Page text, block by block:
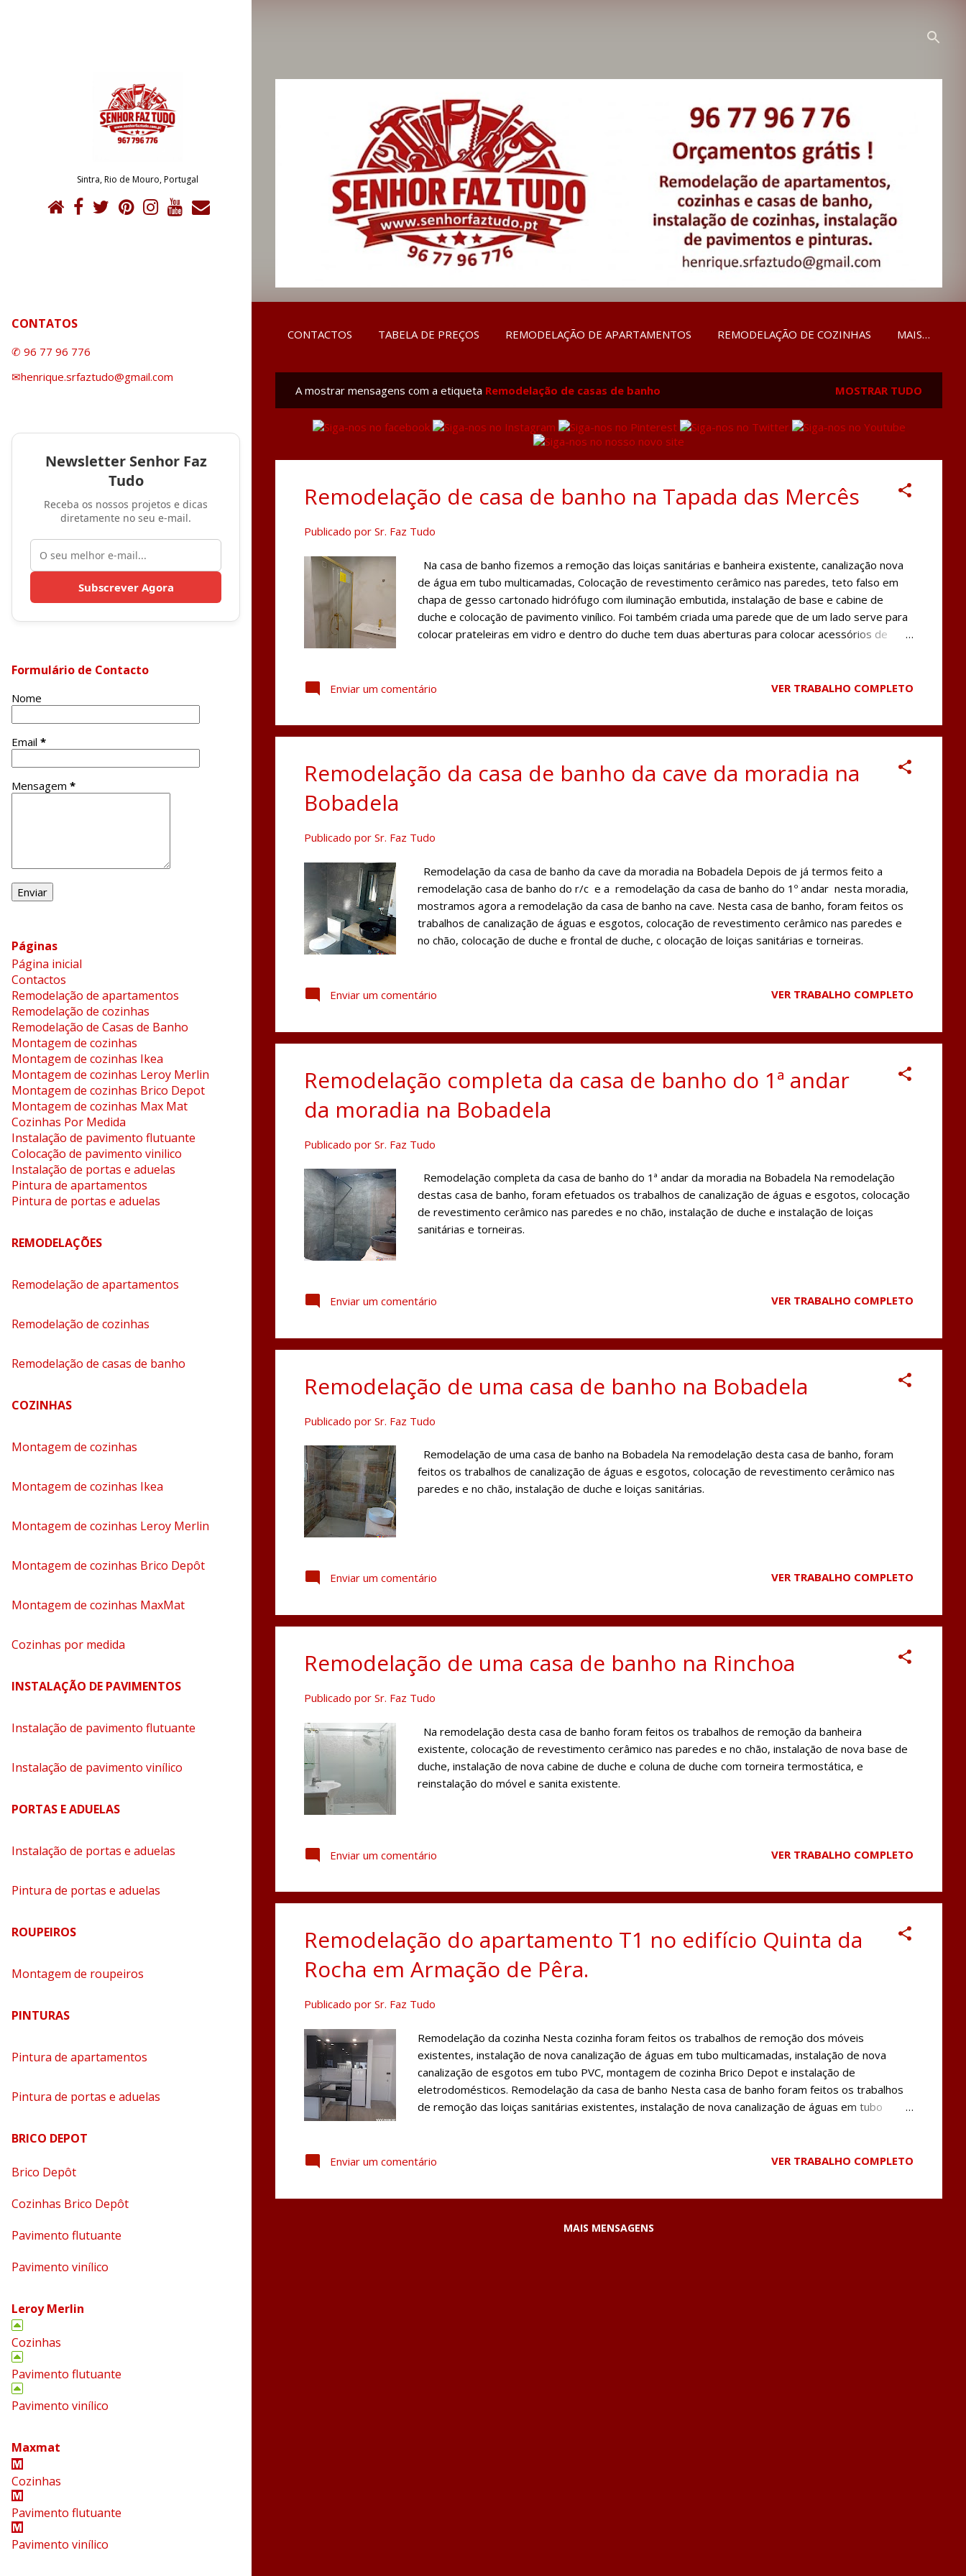
CONTACTOS TABELA DE PREÇOS REMODELAÇÃO DE APARTAMENTOS REMODELAÇÃO DE COZINHAS MAIS…
s
A mostrar mensagens com a etiqueta Remodelação de casas de banho MOSTRAR TUDO
Remodelação de casa de banho na Tapada das Mercês
Publicado por Sr. Faz Tudo
Na casa de banho fizemos a remoção das loiças sanitárias e banheira existente, canalização nova
de água em tubo multicamadas, Colocação de revestimento cerâmico nas paredes, teto falso em
chapa de gesso cartonado hidrófugo com iluminação embutida, instalação de base e cabine de
duche e colocação de pavimento vinílico. Foi também criada uma parede que de um lado serve para
colocar prateleiras em vidro e dentro do duche tem duas aberturas para colocar acessórios de
Enviar um comentário VER TRABALHO COMPLETO
Remodelação da casa de banho da cave da moradia na
Bobadela
Publicado por Sr. Faz Tudo
Remodelação da casa de banho da cave da moradia na Bobadela Depois de já termos feito a
remodelação casa de banho do r/c e a remodelação da casa de banho do 1º andar nesta moradia,
mostramos agora a remodelação da casa de banho na cave. Nesta casa de banho, foram feitos os
trabalhos de canalização de águas e esgotos, colocação de revestimento cerâmico nas paredes e
no chão, colocação de duche e frontal de duche, c olocação de loiças sanitárias e torneiras.
Enviar um comentário VER TRABALHO COMPLETO
Remodelação completa da casa de banho do 1ª andar
da moradia na Bobadela
Publicado por Sr. Faz Tudo
Remodelação completa da casa de banho do 1ª andar da moradia na Bobadela Na remodelação
destas casa de banho, foram efetuados os trabalhos de canalização de águas e esgotos, colocação
de revestimento cerâmico nas paredes e no chão, instalação de duche e instalação de loiças
sanitárias e torneiras.
Enviar um comentário VER TRABALHO COMPLETO
Remodelação de uma casa de banho na Bobadela
Publicado por Sr. Faz Tudo
Remodelação de uma casa de banho na Bobadela Na remodelação desta casa de banho, foram
feitos os trabalhos de canalização de águas e esgotos, colocação de revestimento cerâmico nas
paredes e no chão, instalação de duche e loiças sanitárias.
Enviar um comentário VER TRABALHO COMPLETO
Remodelação de uma casa de banho na Rinchoa
Publicado por Sr. Faz Tudo
Na remodelação desta casa de banho foram feitos os trabalhos de remoção da banheira
existente, colocação de revestimento cerâmico nas paredes e no chão, instalação de nova base de
duche, instalação de nova cabine de duche e coluna de duche com torneira termostática, e
reinstalação do móvel e sanita existente.
Enviar um comentário VER TRABALHO COMPLETO
Remodelação do apartamento T1 no edifício Quinta da
Rocha em Armação de Pêra.
Publicado por Sr. Faz Tudo
Remodelação da cozinha Nesta cozinha foram feitos os trabalhos de remoção dos móveis
existentes, instalação de nova canalização de águas em tubo multicamadas, instalação de nova
canalização de esgotos em tubo PVC, montagem de cozinha Brico Depot e instalação de
eletrodomésticos. Remodelação da casa de banho Nesta casa de banho foram feitos os trabalhos
de remoção das loiças sanitárias existentes, instalação de nova canalização de águas em tubo
instalação de loiças sanitárias e torneiras. Instalação do pavimento flutuante Com a pintura e
Enviar um comentário VER TRABALHO COMPLETO
MAIS MENSAGENS
Sintra, Rio de Mouro, Portugal
CONTATOS
✆ 96 77 96 776
✉henrique.srfaztudo@gmail.com
Newsletter Senhor Faz
Tudo
Receba os nossos projetos e dicas
diretamente no seu e-mail.
Subscrever Agora
Formulário de Contacto
Nome
Email *
Mensagem *
Páginas
Página inicial
Contactos
Remodelação de apartamentos
Remodelação de cozinhas
Remodelação de Casas de Banho
Montagem de cozinhas
Montagem de cozinhas Ikea
Montagem de cozinhas Leroy Merlin
Montagem de cozinhas Brico Depot
Montagem de cozinhas Max Mat
Cozinhas Por Medida
Instalação de pavimento flutuante
Colocação de pavimento vinilico
Instalação de portas e aduelas
Pintura de apartamentos
Pintura de portas e aduelas
REMODELAÇÕES
Remodelação de apartamentos
Remodelação de cozinhas
Remodelação de casas de banho
COZINHAS
Montagem de cozinhas
Montagem de cozinhas Ikea
Montagem de cozinhas Leroy Merlin
Montagem de cozinhas Brico Depôt
Montagem de cozinhas MaxMat
Cozinhas por medida
INSTALAÇÃO DE PAVIMENTOS
Instalação de pavimento flutuante
Instalação de pavimento vinílico
PORTAS E ADUELAS
Instalação de portas e aduelas
Pintura de portas e aduelas
ROUPEIROS
Montagem de roupeiros
PINTURAS
Pintura de apartamentos
Pintura de portas e aduelas
BRICO DEPOT
Brico Depôt
Cozinhas Brico Depôt
Pavimento flutuante
Pavimento vinílico
Leroy Merlin
Cozinhas
Pavimento flutuante
Pavimento vinílico
Maxmat
Cozinhas
Pavimento flutuante
Pavimento vinílico